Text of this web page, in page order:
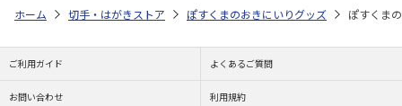
ホーム 切手・はがきストア ぽすくまのおきにいりグッズ ぽすくま
ご利用ガイド よくあるご質問
お問い合わせ 利用規約